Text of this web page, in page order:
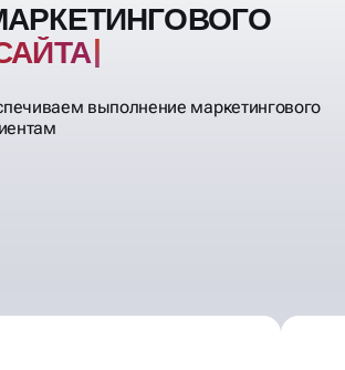
выполнение маркетингового